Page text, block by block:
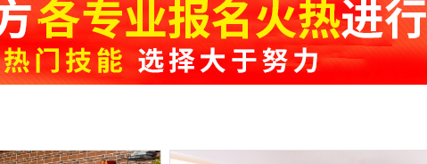
温、上浆、挂糊、勾芡、制汤、装盘、调味技术、热
菜烹调技法、冷菜烹调技术；熟悉原料的初步熟处
理。